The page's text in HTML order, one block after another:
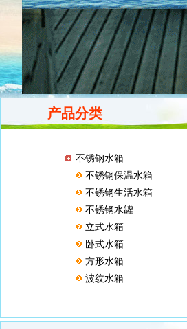
产品分类
不锈钢水箱
不锈钢保温水箱
不锈钢生活水箱
不锈钢水罐
立式水箱
卧式水箱
方形水箱
波纹水箱